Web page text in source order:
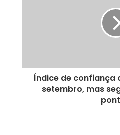
Índice de confiança
setembro, mas